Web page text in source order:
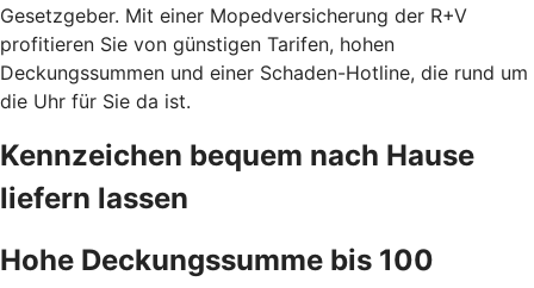
Gesetzgeber. Mit einer Mopedversicherung der R+V
profitieren Sie von günstigen Tarifen, hohen
Deckungssummen und einer Schaden-Hotline, die rund um
die Uhr für Sie da ist.
Kennzeichen bequem nach Hause
liefern lassen
Hohe Deckungssumme bis 100